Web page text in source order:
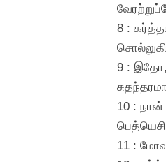
8 :
9 : இதோ,
10 :
11 :